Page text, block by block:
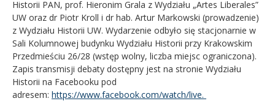
Historii PAN, prof. Hieronim Grala z Wydziału „Artes Liberales”
UW oraz dr Piotr Kroll i dr hab. Artur Markowski (prowadzenie)
z Wydziału Historii UW. Wydarzenie odbyło się stacjonarnie w
Sali Kolumnowej budynku Wydziału Historii przy Krakowskim
Przedmieściu 26/28 (wstęp wolny, liczba miejsc ograniczona).
Zapis transmisji debaty dostępny jest na stronie Wydziału
Historii na Facebooku pod
adresem: https://www.facebook.com/watch/live.